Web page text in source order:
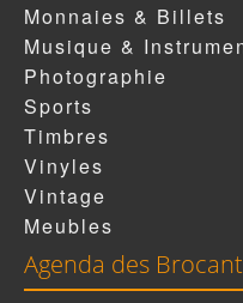
Monnaies & Billets
Musique &
Photographie
Sports
Timbres
Vinyles
Vintage
Meubles
Agenda des